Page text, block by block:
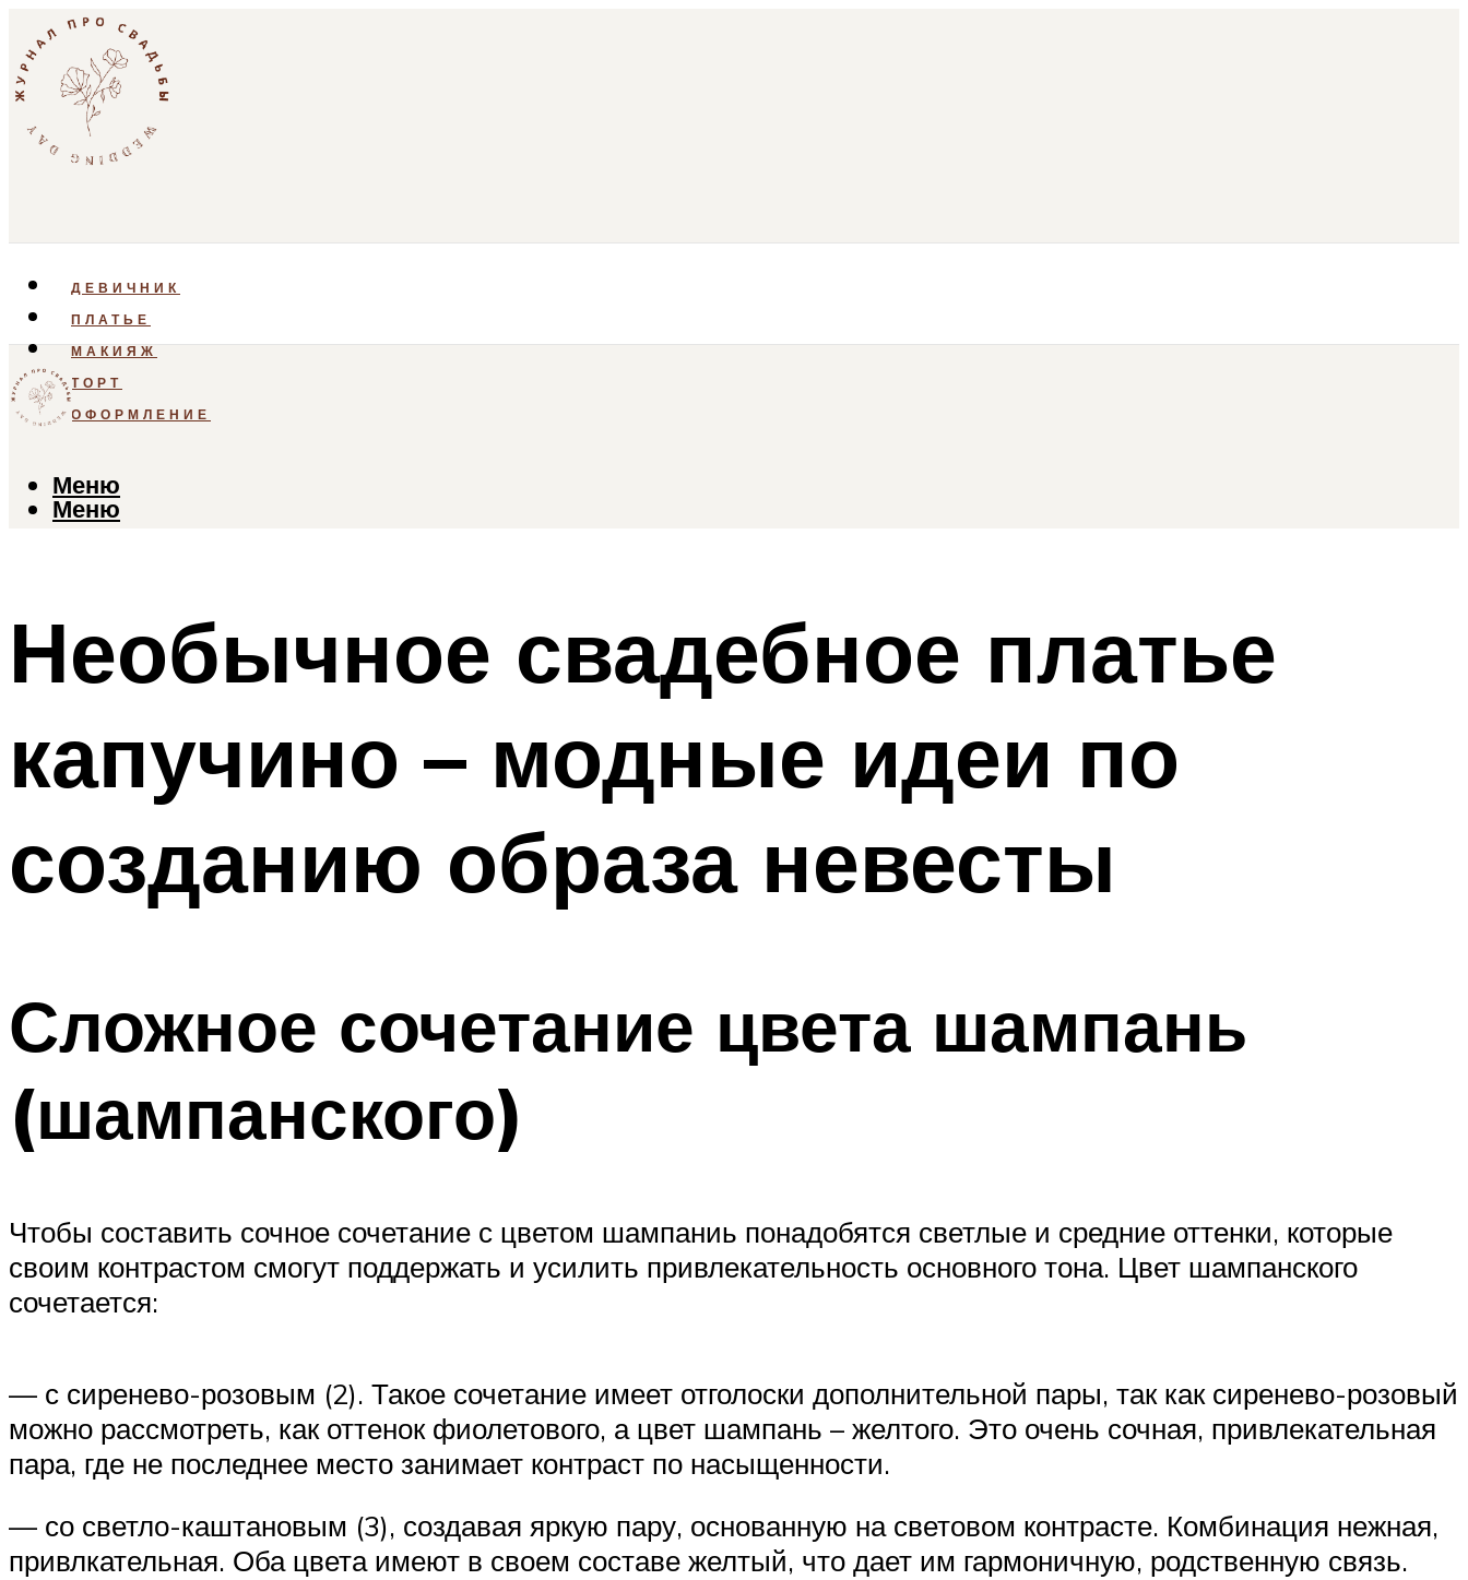
ДЕВИЧНИК
ПЛАТЬЕ
МАКИЯЖ
ТОРТ
ОФОРМЛЕНИЕ
Меню
Меню
Необычное свадебное платье
капучино – модные идеи по
созданию образа невесты
Сложное сочетание цвета шампань
(шампанского)
Чтобы составить сочное сочетание с цветом шампаниь понадобятся светлые и средние оттенки, которые
своим контрастом смогут поддержать и усилить привлекательность основного тона. Цвет шампанского
сочетается:
— с сиренево-розовым (2). Такое сочетание имеет отголоски дополнительной пары, так как сиренево-розовый
можно рассмотреть, как оттенок фиолетового, а цвет шампань – желтого. Это очень сочная, привлекательная
пара, где не последнее место занимает контраст по насыщенности.
— со светло-каштановым (3), создавая яркую пару, основанную на световом контрасте. Комбинация нежная,
привлкательная. Оба цвета имеют в своем составе желтый, что дает им гармоничную, родственную связь.